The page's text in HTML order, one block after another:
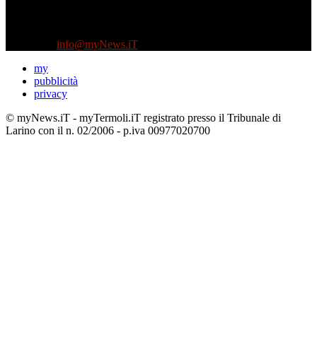
info@myNews.iT
my
pubblicità
privacy
© myNews.iT - myTermoli.iT registrato presso il Tribunale di
Larino con il n. 02/2006 - p.iva 00977020700